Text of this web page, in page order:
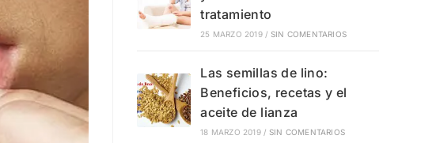
tratamiento
25 MARZO 2019 / SIN COMENTARIOS
Las semillas de lino:
Beneficios, recetas y el
aceite de lianza
18 MARZO 2019 / SIN COMENTARIOS